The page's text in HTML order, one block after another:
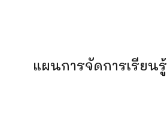
แผนการจัดการเรียนรู้